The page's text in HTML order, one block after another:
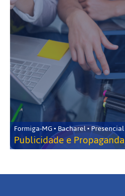
Formiga-MG • Bacharel • Presencial
Publicidade e Propaganda